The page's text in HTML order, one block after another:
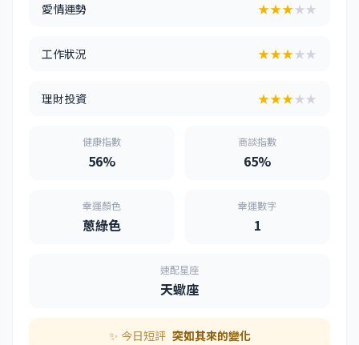
愛情運勢 ★★★★★
工作狀況 ★★★★★
理財投資 ★★★★★
健康指數
56%
商談指數
65%
幸運顏色
蔥綠色
幸運數字
1
速配星座
天蠍座
✨ 今日短評 突如其來的變化